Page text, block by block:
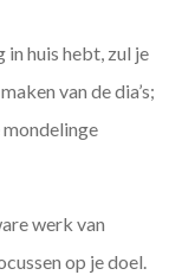
in huis hebt, zul je
van de dia’s;
werk van
op je doel.